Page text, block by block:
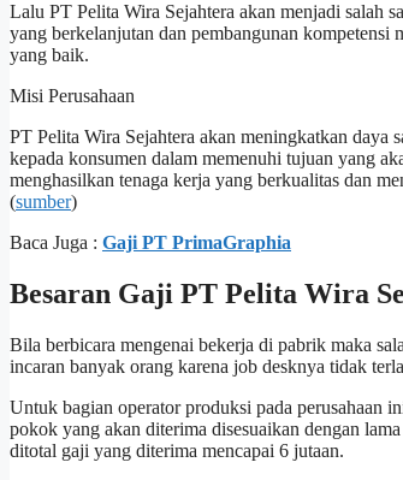
Lalu PT Pelita Wira Sejahtera akan menjadi salah
yang berkelanjutan dan pembangunan kompetensi
yang baik.
Misi Perusahaan
PT Pelita Wira Sejahtera akan meningkatkan daya
kepada konsumen dalam memenuhi tujuan yang
menghasilkan tenaga kerja yang berkualitas dan
(sumber)
Baca Juga : Gaji PT PrimaGraphia
Besaran Gaji PT Pelita Wira
Bila berbicara mengenai bekerja di pabrik maka
incaran banyak orang karena job desknya tidak
Untuk bagian operator produksi pada perusahaan
pokok yang akan diterima disesuaikan dengan
ditotal gaji yang diterima mencapai 6 jutaan.